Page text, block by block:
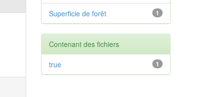
1
Superficie de forêt
Contenant des fichiers
1
true